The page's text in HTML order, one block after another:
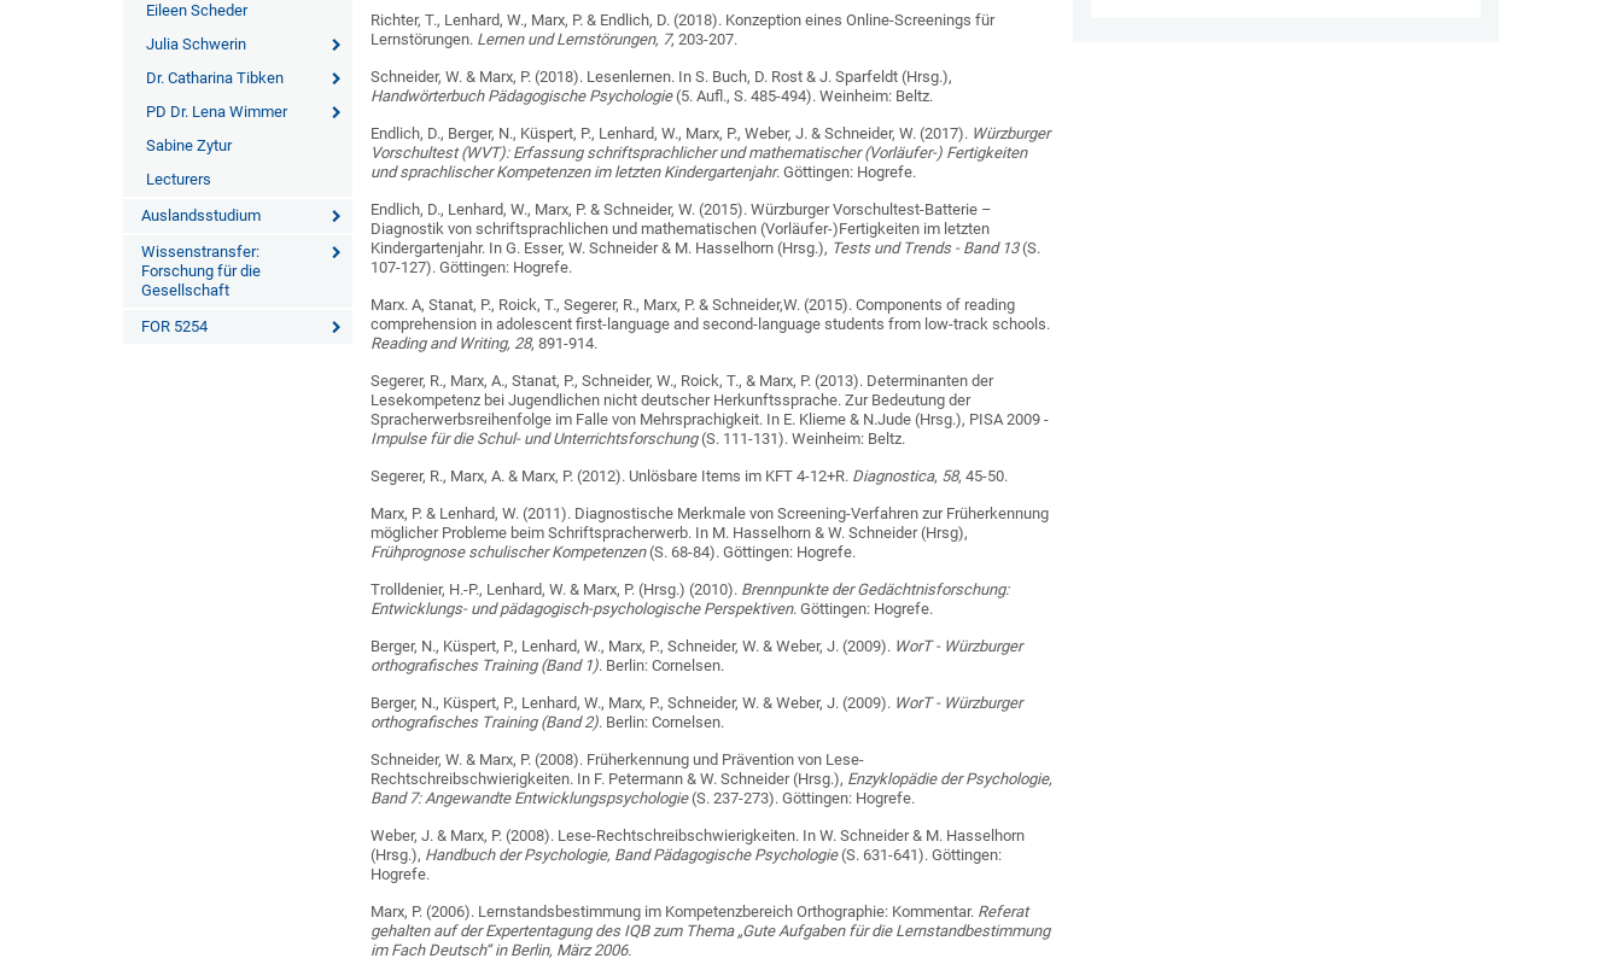
Eileen Scheder
Julia Schwerin
Dr. Catharina Tibken
PD Dr. Lena Wimmer
Sabine Zytur
Lecturers
Auslandsstudium
Wissenstransfer:
Forschung für die
Gesellschaft
FOR 5254
Richter, T., Lenhard, W., Marx, P. & Endlich, D. (2018). Konzeption eines Online-Screenings für
Lernstörungen. Lernen und Lernstörungen, 7, 203-207.
Schneider, W. & Marx, P. (2018). Lesenlernen. In S. Buch, D. Rost & J. Sparfeldt (Hrsg.),
Handwörterbuch Pädagogische Psychologie(5. Aufl., S. 485-494). Weinheim: Beltz.
Endlich, D., Berger, N., Küspert, P., Lenhard, W., Marx, P., Weber, J. & Schneider, W. (2017). Würzburger
Vorschultest (WVT): Erfassung schriftsprachlicher und mathematischer (Vorläufer-) Fertigkeiten
und sprachlischer Kompetenzen im letzten Kindergartenjahr. Göttingen: Hogrefe.
Endlich, D., Lenhard, W., Marx, P. & Schneider, W. (2015). Würzburger Vorschultest-Batterie –
Diagnostik von schriftsprachlichen und mathematischen (Vorläufer-)Fertigkeiten im letzten
Kindergartenjahr. In G. Esser, W. Schneider & M. Hasselhorn (Hrsg.), Tests und Trends - Band 13(S.
107-127). Göttingen: Hogrefe.
Marx. A, Stanat, P., Roick, T., Segerer, R., Marx, P. & Schneider,W. (2015). Components of reading
comprehension in adolescent first-language and second-language students from low-track schools.
Reading and Writing, 28, 891-914.
Segerer, R., Marx, A., Stanat, P., Schneider, W., Roick, T., & Marx, P. (2013). Determinanten der
Lesekompetenz bei Jugendlichen nicht deutscher Herkunftssprache. Zur Bedeutung der
Spracherwerbsreihenfolge im Falle von Mehrsprachigkeit. In E. Klieme & N.Jude (Hrsg.), PISA 2009 -
Impulse für die Schul- und Unterrichtsforschung (S. 111-131). Weinheim: Beltz.
Segerer, R., Marx, A. & Marx, P. (2012). Unlösbare Items im KFT 4-12+R. Diagnostica, 58, 45-50.
Marx, P. & Lenhard, W. (2011). Diagnostische Merkmale von Screening-Verfahren zur Früherkennung
möglicher Probleme beim Schriftspracherwerb. In M. Hasselhorn & W. Schneider (Hrsg),
Frühprognose schulischer Kompetenzen(S. 68-84). Göttingen: Hogrefe.
Trolldenier, H.-P., Lenhard, W. & Marx, P. (Hrsg.) (2010). Brennpunkte der Gedächtnisforschung:
Entwicklungs- und pädagogisch-psychologische Perspektiven. Göttingen: Hogrefe.
Berger, N., Küspert, P., Lenhard, W., Marx, P., Schneider, W. & Weber, J. (2009). WorT - Würzburger
orthografisches Training (Band 1). Berlin: Cornelsen.
Berger, N., Küspert, P., Lenhard, W., Marx, P., Schneider, W. & Weber, J. (2009). WorT - Würzburger
orthografisches Training (Band 2). Berlin: Cornelsen.
Schneider, W. & Marx, P. (2008). Früherkennung und Prävention von Lese-
Rechtschreibschwierigkeiten. In F. Petermann & W. Schneider (Hrsg.), Enzyklopädie der Psychologie,
Band 7: Angewandte Entwicklungspsychologie (S. 237-273). Göttingen: Hogrefe.
Weber, J. & Marx, P. (2008). Lese-Rechtschreibschwierigkeiten. In W. Schneider & M. Hasselhorn
(Hrsg.), Handbuch der Psychologie, Band Pädagogische Psychologie (S. 631-641). Göttingen:
Hogrefe.
Marx, P. (2006). Lernstandsbestimmung im Kompetenzbereich Orthographie: Kommentar. Referat
gehalten auf der Expertentagung des IQB zum Thema „Gute Aufgaben für die Lernstandbestimmung
im Fach Deutsch“ in Berlin, März 2006.